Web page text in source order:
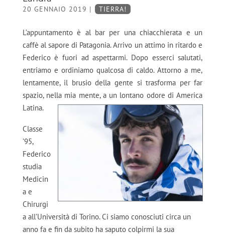
20 GENNAIO 2019 | TIERRA!
L’appuntamento è al bar per una chiacchierata e un
caffè al sapore di Patagonia. Arrivo un attimo in ritardo e
Federico è fuori ad aspettarmi. Dopo esserci salutati,
entriamo e ordiniamo qualcosa di caldo. Attorno a me,
lentamente, il brusio della gente si trasforma per far
spazio, nella mia mente, a un lontano odore di America
Latina.
Classe
’95,
Federico
studia
Medicin
a e
Chirurgi
a all’Università di Torino. Ci siamo conosciuti circa un
anno fa e fin da subito ha saputo colpirmi la sua